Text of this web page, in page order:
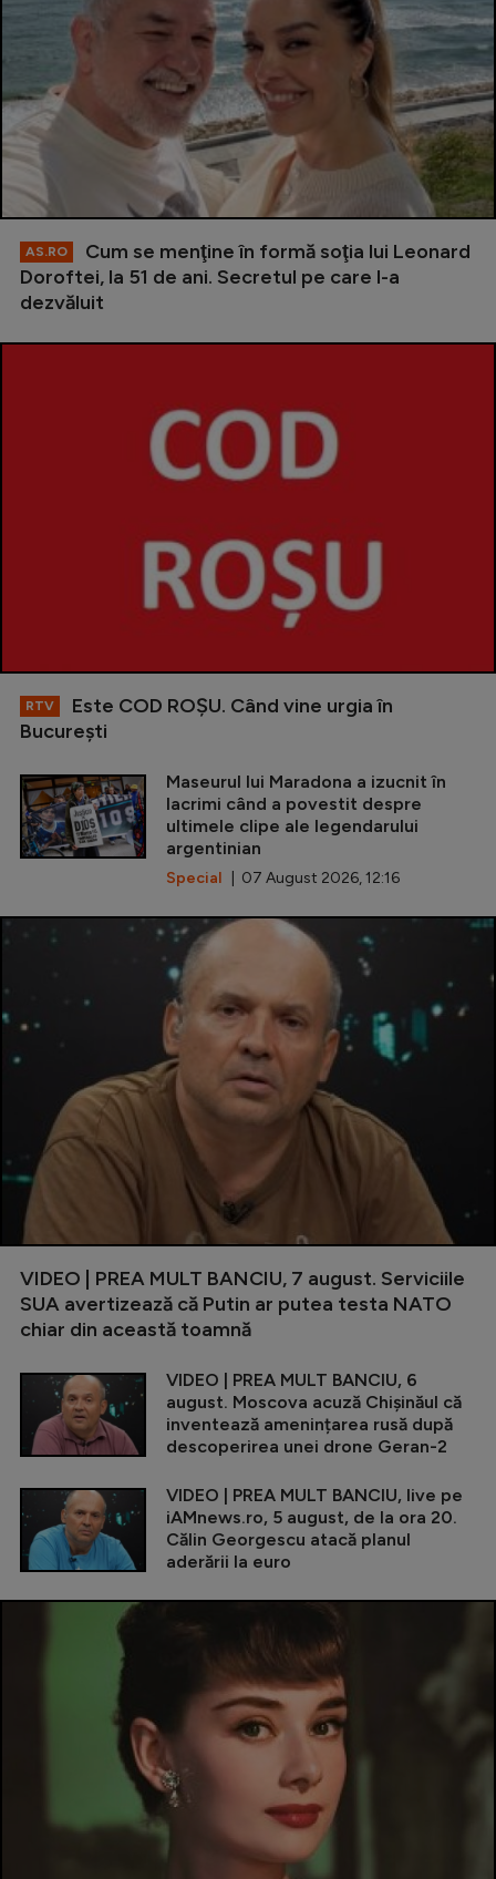
AS.RO
Cum se menţine în formă soţia lui Leonard
Doroftei, la 51 de ani. Secretul pe care l-a
dezvăluit
RTV
Este COD ROŞU. Când vine urgia în
Bucureşti
Maseurul lui Maradona a izucnit în
lacrimi când a povestit despre
ultimele clipe ale legendarului
argentinian
Special | 07 August 2026, 12:16
VIDEO | PREA MULT BANCIU, 7 august. Serviciile
SUA avertizează că Putin ar putea testa NATO
chiar din această toamnă
VIDEO | PREA MULT BANCIU, 6
august. Moscova acuză Chișinăul că
inventează amenințarea rusă după
descoperirea unei drone Geran-2
VIDEO | PREA MULT BANCIU, live pe
iAMnews.ro, 5 august, de la ora 20.
Călin Georgescu atacă planul
aderării la euro